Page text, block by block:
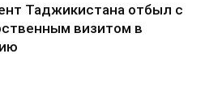
Таджикистана отбыл с
визитом в